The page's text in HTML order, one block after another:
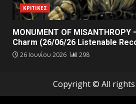
ΚΡΙΤΙΚΕΣ
MONUMENT OF
Charm (26/06/26 Listenable
26 Ιουνίου 2026 298
Copyright © All rights